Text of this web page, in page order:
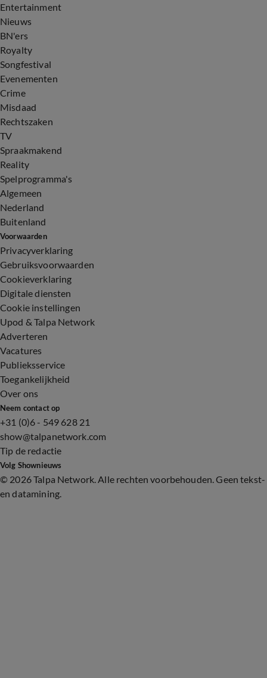
Entertainment
Nieuws
BN'ers
Royalty
Songfestival
Evenementen
Crime
Misdaad
Rechtszaken
TV
Spraakmakend
Reality
Spelprogramma's
Algemeen
Nederland
Buitenland
Voorwaarden
Privacyverklaring
Gebruiksvoorwaarden
Cookieverklaring
Digitale diensten
Cookie instellingen
Upod & Talpa Network
Adverteren
Vacatures
Publieksservice
Toegankelijkheid
Over ons
Neem contact op
+31 (0)6 - 549 628 21
show@talpanetwork.com
Tip de redactie
Volg Shownieuws
© 2026 Talpa Network. Alle rechten voorbehouden. Geen tekst-
en datamining.